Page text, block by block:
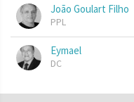
João Goulart Filho
PPL
Eymael
DC